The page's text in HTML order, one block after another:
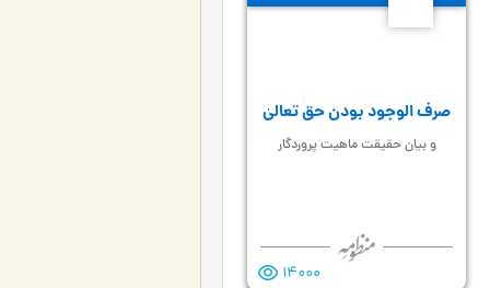
صرف الوجود بودن حق تعالیٰ
و بیان حقیقت ماهیت پروردگار
14000